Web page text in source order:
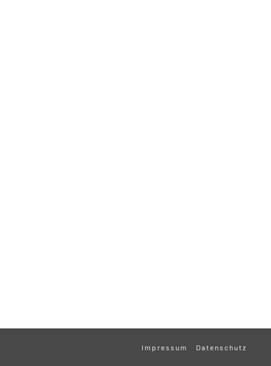
Impressum Datenschutz